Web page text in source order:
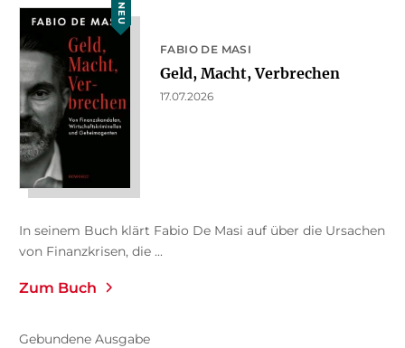
NEU
FABIO DE MASI
Geld, Macht, Verbrechen
17.07.2026
In seinem Buch klärt Fabio De Masi auf über die Ursachen
von Finanzkrisen, die ...
Zum Buch
Gebundene Ausgabe